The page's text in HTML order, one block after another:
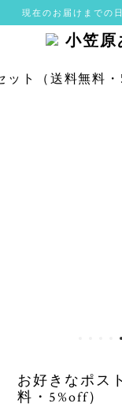
現在のお届けまで
お好きなポス
料・5%off）